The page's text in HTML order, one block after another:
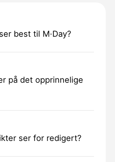
best til M·Day?
på det opprinnelige
ser for redigert?